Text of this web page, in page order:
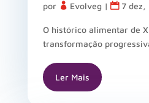
por Evolveg | 7 dez,
O histórico alimentar de
transformação
Ler Mais